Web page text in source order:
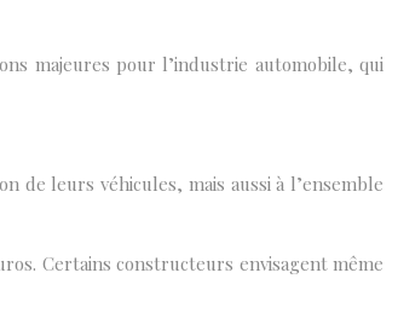
majeures pour l’industrie automobile, qui
de leurs véhicules, mais aussi à l’ensemble
Certains constructeurs envisagent même